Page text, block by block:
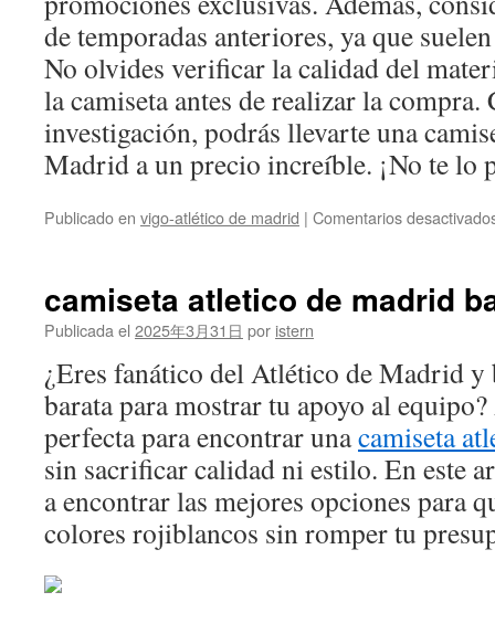
de temporadas anteriores, ya que
No olvides verificar la calidad del
la camiseta antes de realizar la compra.
investigación, podrás llevarte una
Madrid a un precio increíble. ¡No te lo
Publicado en vigo-atlético de madrid | Comentarios
camiseta atletico de madrid
Publicada el 2025年3月31日 por istern
¿Eres fanático del Atlético de Madrid y
barata para mostrar tu apoyo al
perfecta para encontrar unacamiseta
sin sacrificar calidad ni estilo. En este
a encontrar las mejores opciones para
colores rojiblancos sin romper tu